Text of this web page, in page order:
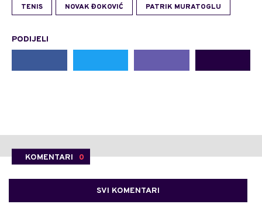
TENIS NOVAK ĐOKOVIĆ PATRIK MURATOGLU
PODIJELI
KOMENTARI 0
SVI KOMENTARI